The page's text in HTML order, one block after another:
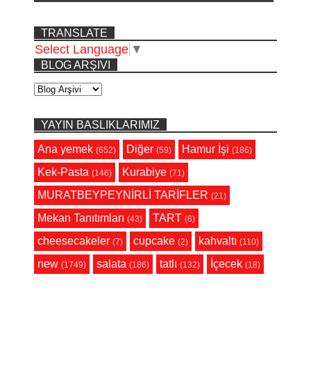
TRANSLATE
Select Language ▼
BLOG ARŞIVI
YAYIN BASLIKLARIMIZ
Ana yemek (652) Diğer (59) Hamur İşi (186)
Kek-Pasta (146) Kurabiye (71)
MURATBEYPEYNİRLİ TARİFLER (21)
Mekan Tanıtımları (43) TART (6)
cheesecakeler (7) cupcake (2) kahvaltı (110)
new (1749) salata (186) tatlı (132) İçecek (18)